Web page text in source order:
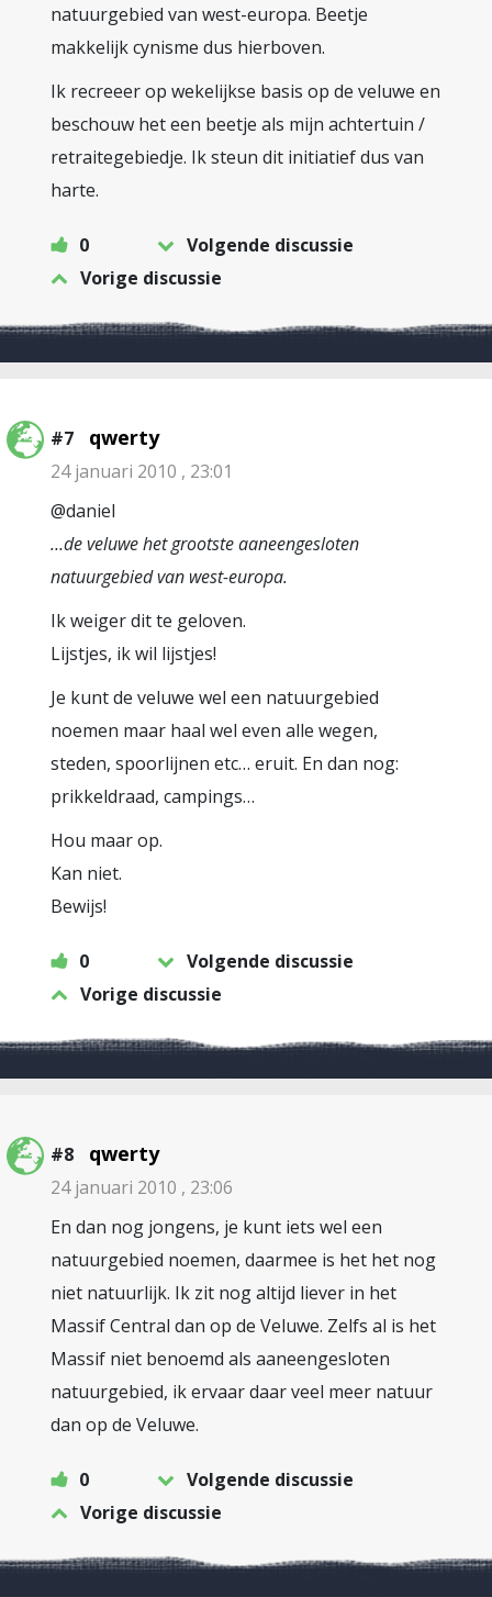
natuurgebied van west-europa. Beetje
makkelijk cynisme dus hierboven.
Ik recreeer op wekelijkse basis op de veluwe en
beschouw het een beetje als mijn achtertuin /
retraitegebiedje. Ik steun dit initiatief dus van
harte.
0
Volgende discussie
Vorige discussie
#7 qwerty
24 januari 2010 , 23:01
@daniel
…de veluwe het grootste aaneengesloten
natuurgebied van west-europa.
Ik weiger dit te geloven.
Lijstjes, ik wil lijstjes!
Je kunt de veluwe wel een natuurgebied
noemen maar haal wel even alle wegen,
steden, spoorlijnen etc… eruit. En dan nog:
prikkeldraad, campings…
Hou maar op.
Kan niet.
Bewijs!
0
Volgende discussie
Vorige discussie
#8 qwerty
24 januari 2010 , 23:06
En dan nog jongens, je kunt iets wel een
natuurgebied noemen, daarmee is het het nog
niet natuurlijk. Ik zit nog altijd liever in het
Massif Central dan op de Veluwe. Zelfs al is het
Massif niet benoemd als aaneengesloten
natuurgebied, ik ervaar daar veel meer natuur
dan op de Veluwe.
0
Volgende discussie
Vorige discussie